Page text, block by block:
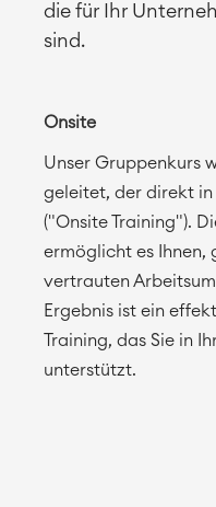
die für Ihr
sind.
Onsite
Unser Gruppenkurs
geleitet, der direkt
("Onsite Training").
ermöglicht es Ihnen,
vertrauten
Ergebnis ist ein
Training, das Sie in
unterstützt.